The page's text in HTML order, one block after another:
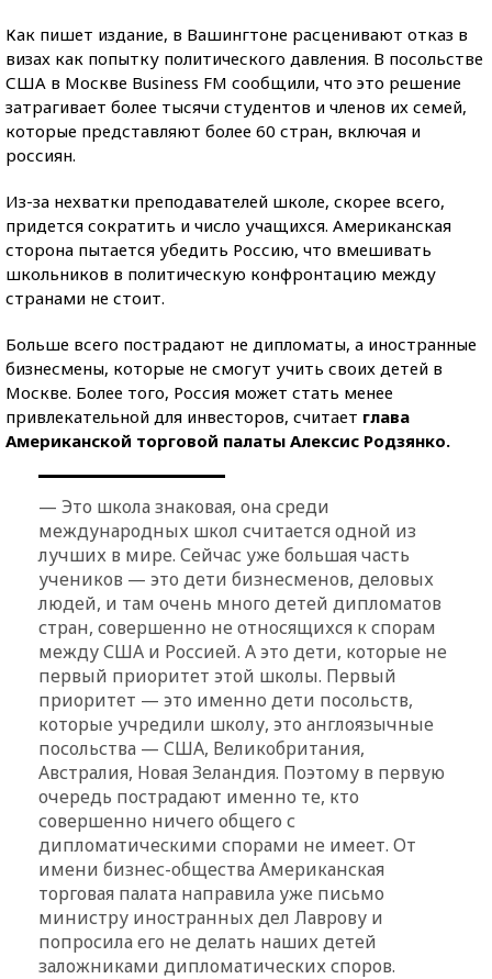
Как пишет издание, в Вашингтоне расценивают отказ в
визах как попытку политического давления. В посольстве
США в Москве Business FM сообщили, что это решение
затрагивает более тысячи студентов и членов их семей,
которые представляют более 60 стран, включая и
россиян.
Из-за нехватки преподавателей школе, скорее всего,
придется сократить и число учащихся. Американская
сторона пытается убедить Россию, что вмешивать
школьников в политическую конфронтацию между
странами не стоит.
Больше всего пострадают не дипломаты, а иностранные
бизнесмены, которые не смогут учить своих детей в
Москве. Более того, Россия может стать менее
привлекательной для инвесторов, считает глава
Американской торговой палаты Алексис Родзянко.
— Это школа знаковая, она среди
международных школ считается одной из
лучших в мире. Сейчас уже большая часть
учеников — это дети бизнесменов, деловых
людей, и там очень много детей дипломатов
стран, совершенно не относящихся к спорам
между США и Россией. А это дети, которые не
первый приоритет этой школы. Первый
приоритет — это именно дети посольств,
которые учредили школу, это англоязычные
посольства — США, Великобритания,
Австралия, Новая Зеландия. Поэтому в первую
очередь пострадают именно те, кто
совершенно ничего общего с
дипломатическими спорами не имеет. От
имени бизнес-общества Американская
торговая палата направила уже письмо
министру иностранных дел Лаврову и
попросила его не делать наших детей
заложниками дипломатических споров.